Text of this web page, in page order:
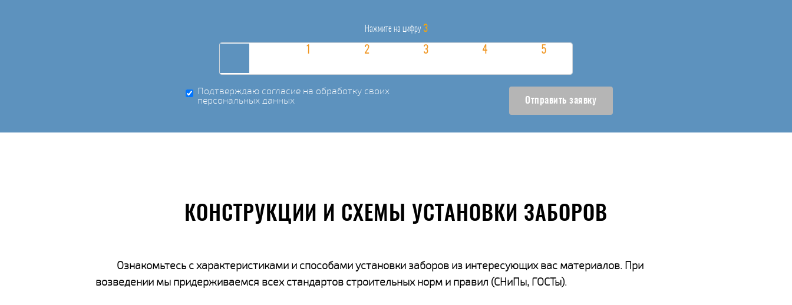
Нажмите на цифру 3
Подтверждаю согласие на обработку своих
персональных данных Отправить заявку
КОНСТРУКЦИИ И СХЕМЫ УСТАНОВКИ ЗАБОРОВ
Ознакомьтесь с характеристиками и способами установки заборов из интересующих вас материалов. При
возведении мы придерживаемся всех стандартов строительных норм и правил (СНиПы, ГОСТы).